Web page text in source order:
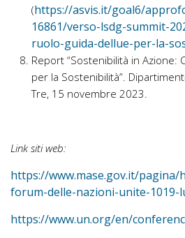
(https://asvis.it/goal6/
16861/verso-lsdg-summit-
ruolo-guida-dellue-per-la-
Report “Sostenibilità in Azione:
per la Sostenibilità”.
Tre, 15 novembre 2023.
Link siti web:
https://www.mase.gov.it/pagina/
forum-delle-nazioni-unite-1019-
https://www.un.org/en/